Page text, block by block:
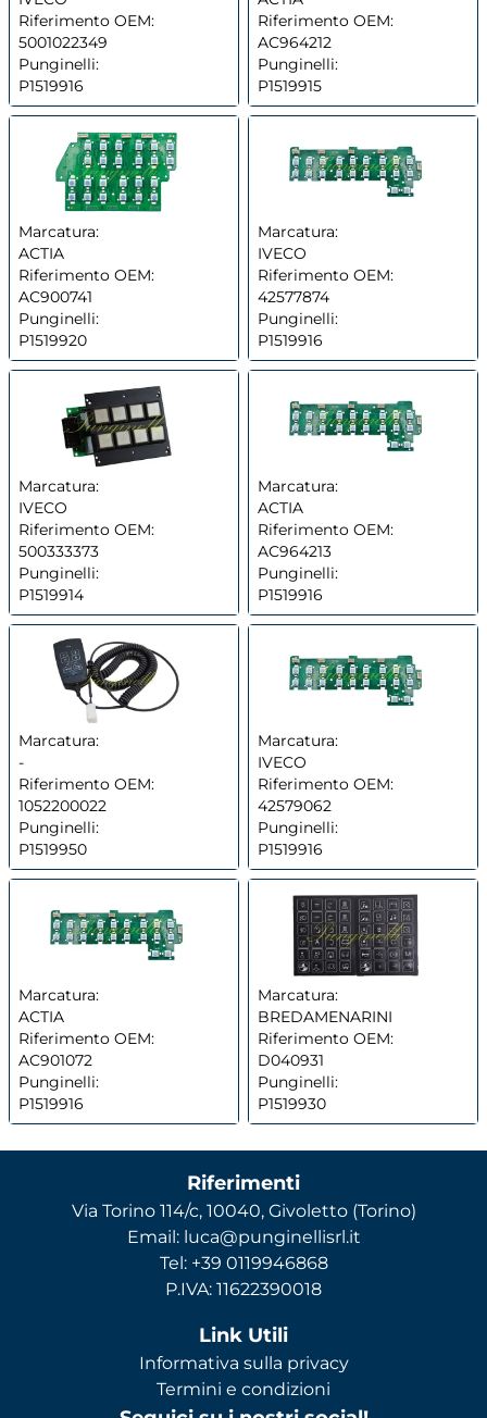
Riferimento OEM:
5001022349
Punginelli:
P1519916
Riferimento OEM:
AC964212
Punginelli:
P1519915
Marcatura:
ACTIA
Riferimento OEM:
AC900741
Punginelli:
P1519920
Marcatura:
IVECO
Riferimento OEM:
42577874
Punginelli:
P1519916
Marcatura:
IVECO
Riferimento OEM:
500333373
Punginelli:
P1519914
Marcatura:
ACTIA
Riferimento OEM:
AC964213
Punginelli:
P1519916
Marcatura:
-
Riferimento OEM:
1052200022
Punginelli:
P1519950
Marcatura:
IVECO
Riferimento OEM:
42579062
Punginelli:
P1519916
Marcatura:
ACTIA
Riferimento OEM:
AC901072
Punginelli:
P1519916
Marcatura:
BREDAMENARINI
Riferimento OEM:
D040931
Punginelli:
P1519930
Riferimenti
Via Torino 114/c, 10040, Givoletto (Torino)
Email: luca@punginellisrl.it
Tel: +39 0119946868
P.IVA: 11622390018
Link Utili
Informativa sulla privacy
Termini e condizioni